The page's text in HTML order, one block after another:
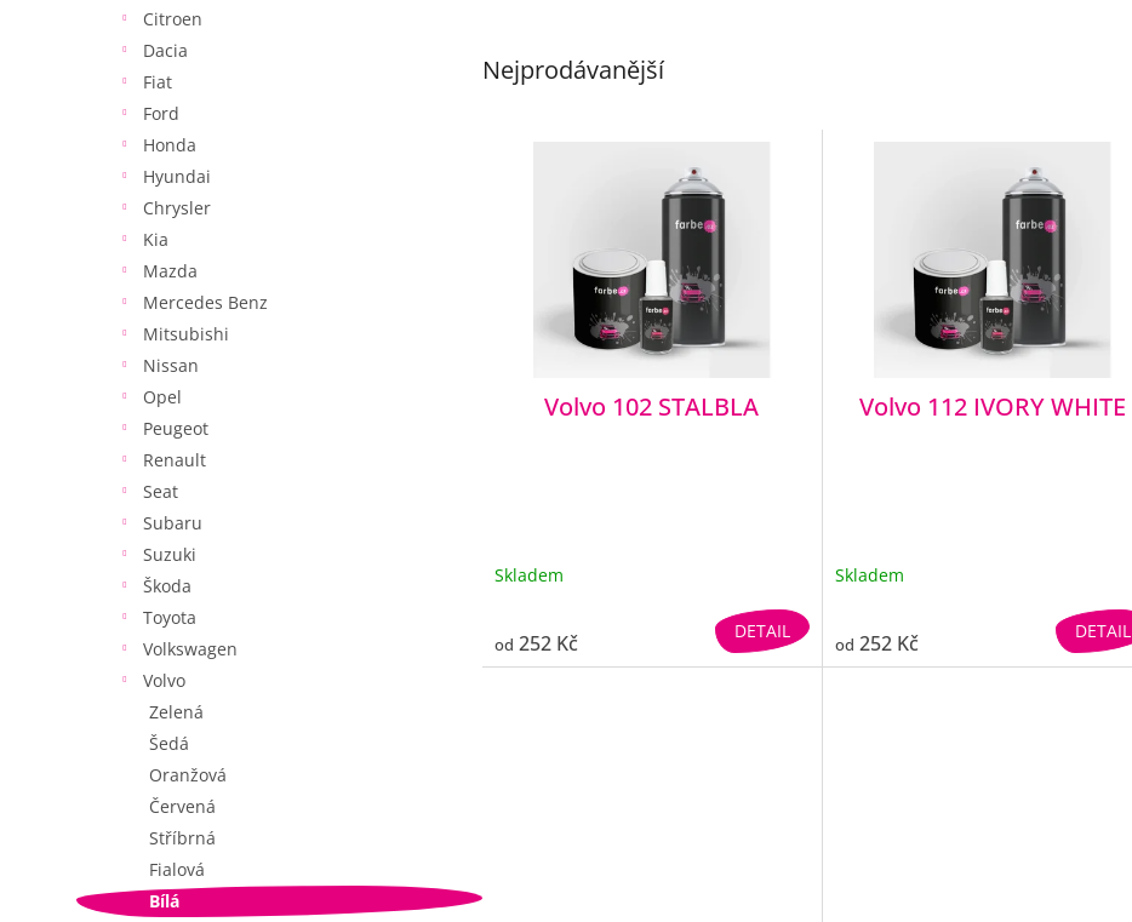
Citroen
Dacia
Fiat
Ford
Honda
Hyundai
Chrysler
Kia
Mazda
Mercedes Benz
Mitsubishi
Nissan
Opel
Peugeot
Renault
Seat
Subaru
Suzuki
Škoda
Toyota
Volkswagen
Volvo
Zelená
Šedá
Oranžová
Červená
Stříbrná
Fialová
Bílá
Nejprodávanější
Volvo 102 STALBLA
Skladem
od 252 Kč DETAIL
Volvo 112 IVORY WHITE
Skladem
od 252 Kč DETAIL